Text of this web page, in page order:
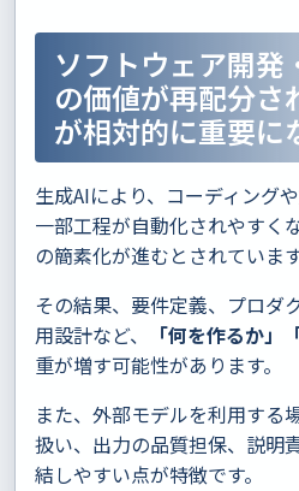
ソフトウェア開発
の価値が再配分さ
が相対的に重要に
生成AIにより、コーディング
一部工程が自動化されやすく
の簡素化が進むとされています
その結果、要件定義、プロダ
用設計など、
「何を作るか」
重が増す可能性があります。
また、外部モデルを利用する
扱い、出力の品質担保、説明
結しやすい点が特徴です。